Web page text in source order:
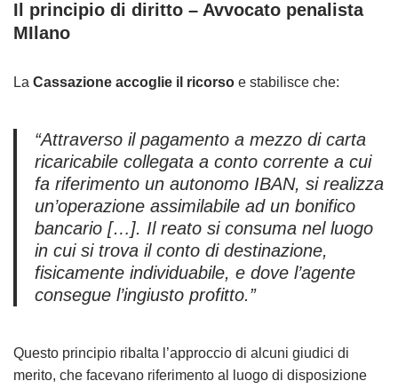
Il principio di diritto – Avvocato penalista
MIlano
La Cassazione accoglie il ricorso e stabilisce che:
“Attraverso il pagamento a mezzo di carta
ricaricabile collegata a conto corrente a cui
fa riferimento un autonomo IBAN, si realizza
un’operazione assimilabile ad un bonifico
bancario […]. Il reato si consuma nel luogo
in cui si trova il conto di destinazione,
fisicamente individuabile, e dove l’agente
consegue l’ingiusto profitto.”
Questo principio ribalta l’approccio di alcuni giudici di
merito, che facevano riferimento al luogo di disposizione